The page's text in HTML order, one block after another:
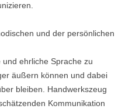
und der persönlichen
ehrliche Sprache zu
äußern können und dabei
bleiben. Handwerkszeug
Kommunikation